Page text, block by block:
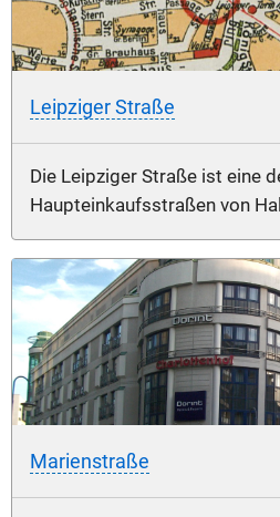
Leipziger Straße
Die Leipziger Straße ist eine
Haupteinkaufsstraßen von
Marienstraße